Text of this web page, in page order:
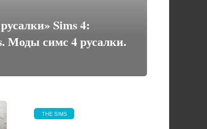
Sims 4:
Моды симс 4 русалки.
THE SIMS